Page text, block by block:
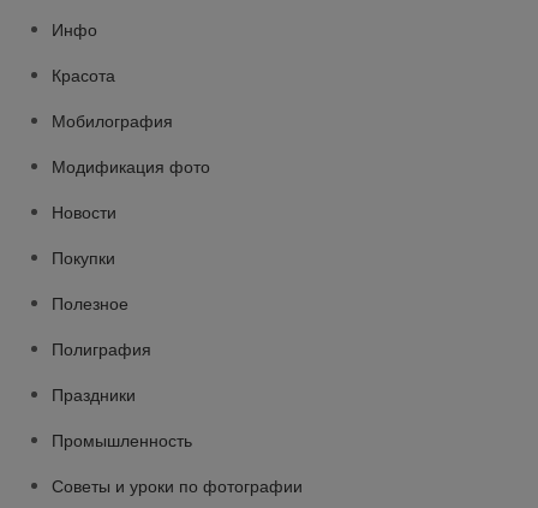
Инфо
Красота
Мобилография
Модификация фото
Новости
Покупки
Полезное
Полиграфия
Праздники
Промышленность
Советы и уроки по фотографии